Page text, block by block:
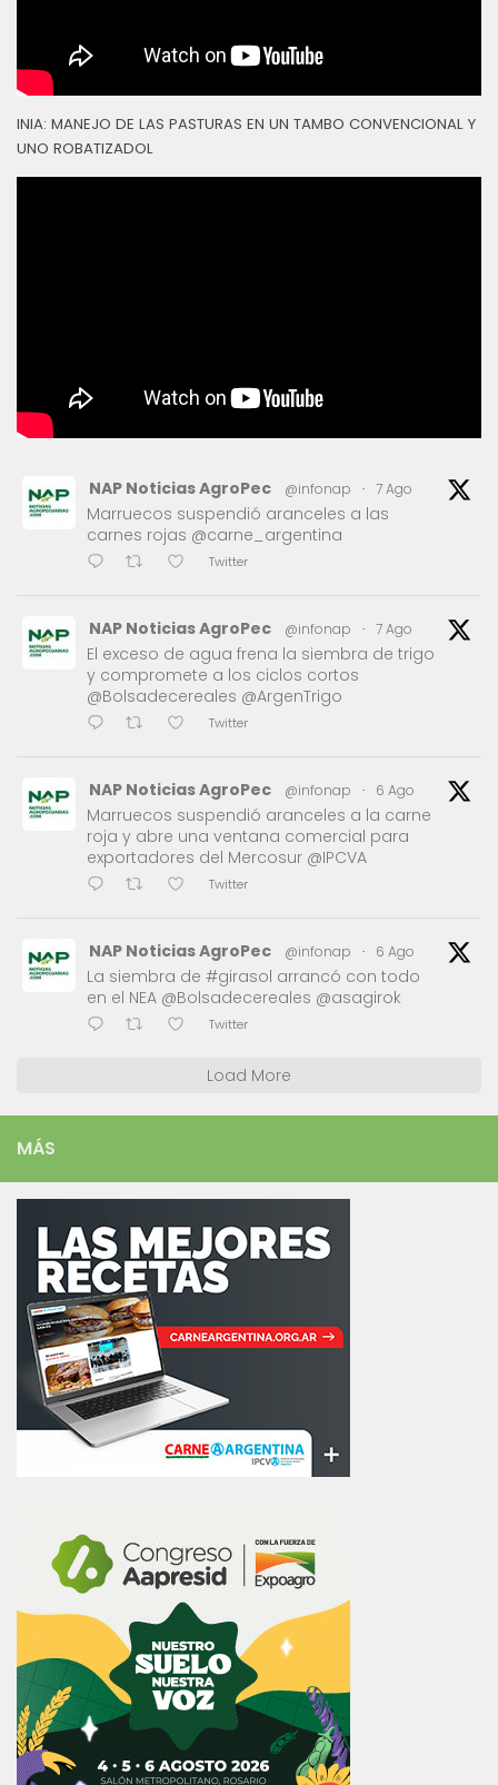
INIA: MANEJO DE LAS PASTURAS EN UN TAMBO CONVENCIONAL Y
UNO ROBATIZADOL
NAP Noticias AgroPec @infonap · 7 Ago
Marruecos suspendió aranceles a las
carnes rojas @carne_argentina
Twitter
NAP Noticias AgroPec @infonap · 7 Ago
El exceso de agua frena la siembra de trigo
y compromete a los ciclos cortos
@Bolsadecereales @ArgenTrigo
Twitter
NAP Noticias AgroPec @infonap · 6 Ago
Marruecos suspendió aranceles a la carne
roja y abre una ventana comercial para
exportadores del Mercosur @IPCVA
Twitter
NAP Noticias AgroPec @infonap · 6 Ago
La siembra de #girasol arrancó con todo
en el NEA @Bolsadecereales @asagirok
Twitter
Load More
MÁS